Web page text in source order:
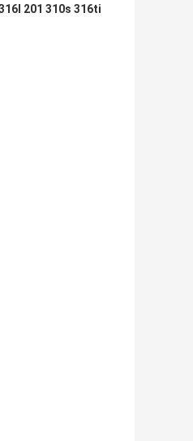
201 310s 316ti